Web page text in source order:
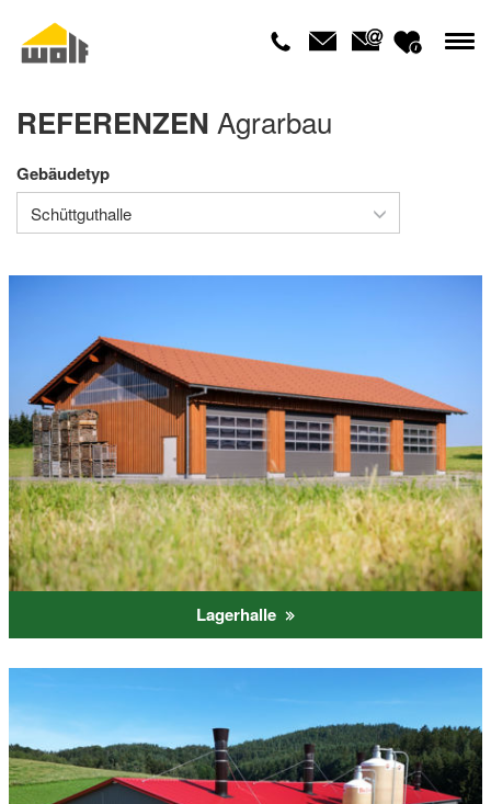
REFERENZEN Agrarbau
Gebäudetyp
Schüttguthalle
Lagerhalle